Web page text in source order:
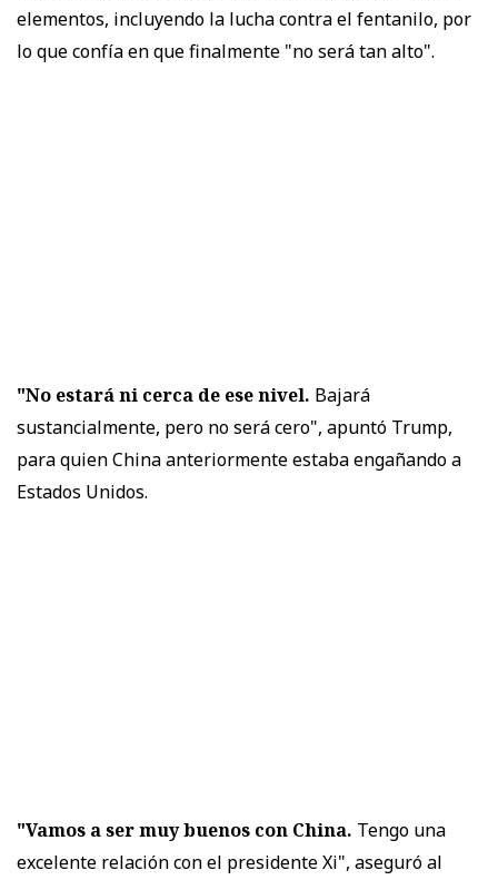
elementos, incluyendo la lucha contra el fentanilo, por
lo que confía en que finalmente "no será tan alto".
"No estará ni cerca de ese nivel. Bajará
sustancialmente, pero no será cero", apuntó Trump,
para quien China anteriormente estaba engañando a
Estados Unidos.
"Vamos a ser muy buenos con China. Tengo una
excelente relación con el presidente Xi", aseguró al